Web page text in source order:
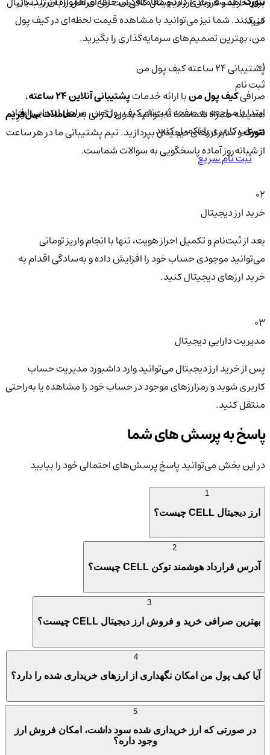
می‌کنند. شما نیز می‌توانید با مشاهده قیمت لحظه‌ای در کیف پول
من، بهترین تصمیم‌های سرمایه‌گذاری را بگیرید.
پشتیبانی ۲۴ ساعته کیف پول من
صرافیکیف پول منبا ارائه خدماتپشتیبانی آنلاین ۲۴ ساعته
،
همیشه همراه شماست تا بتوانید بدون نگرانی بهمعاملات سِل‌فِرِیم
نتورکو سایر ارزهای دیجیتال بپردازید. تیم پشتیبانی ما در هر ساعت
از شبانه‌روز آماده پاسخگویی به سوالات شماست.
کنید:
01
ثبت نام
ابتدا با مراجعه به صفحه ثبت‌نام کیف‌ پول من، مراحل ابتدایی ایجاد
حساب کاربری را تکمیل کنید.
ثبت نام سریع
02
خرید ارز دیجیتال
بعد از ثبت‌نام و تکمیل احراز هویت، تنها با انجام واریز تومانی
می‌توانید موجودی حساب خود را افزایش داده و به‌سادگی اقدام به
خرید ارزهای دیجیتال کنید.
03
مدیریت دارایی دیجیتال
پس از خرید ارز دیجیتال می‌توانید وارد داشبورد مدیریت حساب
کاربری شوید و رمزارزهای موجود در حساب خود را مشاهده یا به‌راحتی
منتقل کنید.
پاسخ به پرسش های شما
در این بخش می‌توانید پاسخ پرسش‌های احتمالی خود را بیابید
ارز دیجیتال CELL چیست؟
آدرس قرارداد هوشمند توکن CELL چیست؟
بهترین صرافی خرید و فروش ارز دیجیتال CELL چیست؟
آیا کیف پول من امکان نگهداری از ارزهای خریداری شده را دارد؟
در صورتی که ارز خریداری شده سود داشت، امکان فروش ارز
وجود داره؟